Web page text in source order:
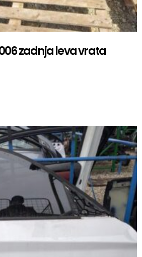
zadnja leva vrata